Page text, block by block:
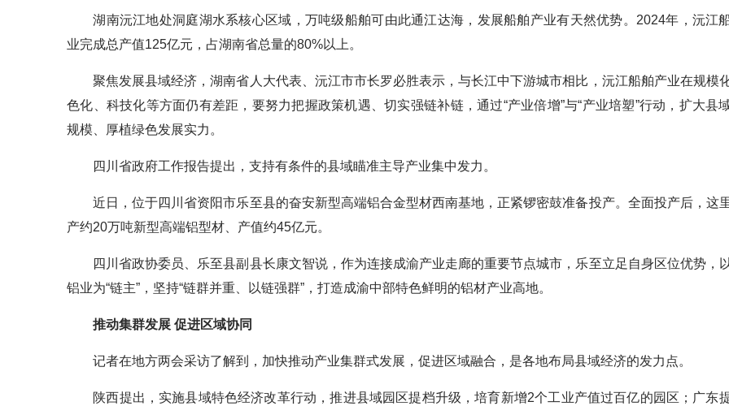
湖南沅江地处洞庭湖水系核心区域，万吨级船舶可由此通江达海，发展船舶产业有天然优势。2024年，沅江
业完成总产值125亿元，占湖南省总量的80%以上。
聚焦发展县域经济，湖南省人大代表、沅江市市长罗必胜表示，与长江中下游城市相比，沅江船舶产业在规模
色化、科技化等方面仍有差距，要努力把握政策机遇、切实强链补链，通过“产业倍增”与“产业培塑”行动，扩大县
规模、厚植绿色发展实力。
四川省政府工作报告提出，支持有条件的县域瞄准主导产业集中发力。
近日，位于四川省资阳市乐至县的奋安新型高端铝合金型材西南基地，正紧锣密鼓准备投产。全面投产后，这
产约20万吨新型高端铝型材、产值约45亿元。
四川省政协委员、乐至县副县长康文智说，作为连接成渝产业走廊的重要节点城市，乐至立足自身区位优势，
铝业为“链主”，坚持“链群并重、以链强群”，打造成渝中部特色鲜明的铝材产业高地。
推动集群发展 促进区域协同
记者在地方两会采访了解到，加快推动产业集群式发展，促进区域融合，是各地布局县域经济的发力点。
陕西提出，实施县域特色经济改革行动，推进县域园区提档升级，培育新增2个工业产值过百亿的园区；广东